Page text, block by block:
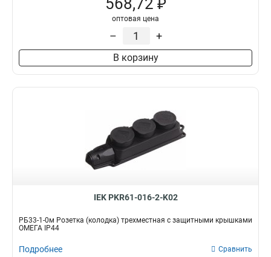
568,72 ₽
оптовая цена
– +
В корзину
IEK PKR61-016-2-K02
РБ33-1-0м Розетка (колодка) трехместная с защитными крышками
ОМЕГА IP44
Подробнее Сравнить